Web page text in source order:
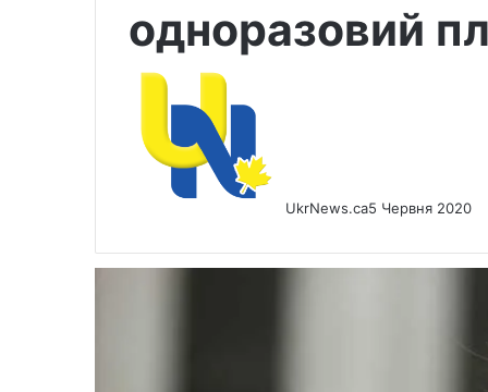
одноразовий
UkrNews.ca5 Червня 2020